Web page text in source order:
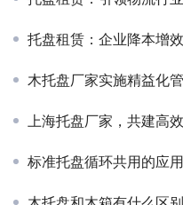
托盘租赁：企业降本增
木托盘厂家实施精益化
上海托盘厂家，共建高
标准托盘循环共用的应